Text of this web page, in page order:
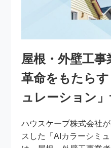
屋根・外壁工
革命をもたら
ュレーション
ハウスケープ株式会社
スした「AIカラーシミ